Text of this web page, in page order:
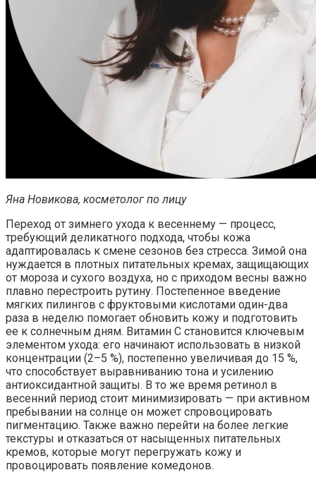
Яна Новикова, косметолог по лицу
Переход от зимнего ухода к весеннему — процесс,
требующий деликатного подхода, чтобы кожа
адаптировалась к смене сезонов без стресса. Зимой она
нуждается в плотных питательных кремах, защищающих
от мороза и сухого воздуха, но с приходом весны важно
плавно перестроить рутину. Постепенное введение
мягких пилингов с фруктовыми кислотами один-два
раза в неделю помогает обновить кожу и подготовить
ее к солнечным дням. Витамин C становится ключевым
элементом ухода: его начинают использовать в низкой
концентрации (2–5 %), постепенно увеличивая до 15 %,
что способствует выравниванию тона и усилению
антиоксидантной защиты. В то же время ретинол в
весенний период стоит минимизировать — при активном
пребывании на солнце он может спровоцировать
пигментацию. Также важно перейти на более легкие
текстуры и отказаться от насыщенных питательных
кремов, которые могут перегружать кожу и
провоцировать появление комедонов.